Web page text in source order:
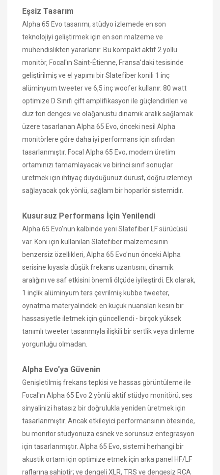
Eşsiz Tasarım
Alpha 65 Evo tasarımı, stüdyo izlemede en son
teknolojiyi geliştirmek için en son malzeme ve
mühendislikten yararlanır. Bu kompakt aktif 2 yollu
monitör, Focal'ın Saint-Étienne, Fransa'daki tesisinde
geliştirilmiş ve el yapımı bir Slatefiber konili 1 inç
alüminyum tweeter ve 6,5 inç woofer kullanır. 80 watt
optimize D Sınıfı çift amplifikasyon ile güçlendirilen ve
düz ton dengesi ve olağanüstü dinamik aralık sağlamak
üzere tasarlanan Alpha 65 Evo, önceki nesil Alpha
monitörlere göre daha iyi performans için sıfırdan
tasarlanmıştır. Focal Alpha 65 Evo, modern üretim
ortamınızı tamamlayacak ve birinci sınıf sonuçlar
üretmek için ihtiyaç duyduğunuz dürüst, doğru izlemeyi
sağlayacak çok yönlü, sağlam bir hoparlör sistemidir.
Kusursuz Performans İçin Yenilendi
Alpha 65 Evo'nun kalbinde yeni Slatefiber LF sürücüsü
var. Koni için kullanılan Slatefiber malzemesinin
benzersiz özellikleri, Alpha 65 Evo'nun önceki Alpha
serisine kıyasla düşük frekans uzantısını, dinamik
aralığını ve saf etkisini önemli ölçüde iyileştirdi. Ek olarak,
1 inçlik alüminyum ters çevrilmiş kubbe tweeter,
oynatma materyalindeki en küçük nüansları kesin bir
hassasiyetle iletmek için güncellendi - birçok yüksek
tanımlı tweeter tasarımıyla ilişkili bir sertlik veya dinleme
yorgunluğu olmadan.
Alpha Evo'ya Güvenin
Genişletilmiş frekans tepkisi ve hassas görüntüleme ile
Focal'ın Alpha 65 Evo 2 yönlü aktif stüdyo monitörü, ses
sinyalinizi hatasız bir doğrulukla yeniden üretmek için
tasarlanmıştır. Ancak etkileyici performansının ötesinde,
bu monitör stüdyonuza esnek ve sorunsuz entegrasyon
için tasarlanmıştır. Alpha 65 Evo, sistemi herhangi bir
akustik ortam için optimize etmek için arka panel HF/LF
raflarına sahiptir; ve dengeli XLR, TRS ve dengesiz RCA